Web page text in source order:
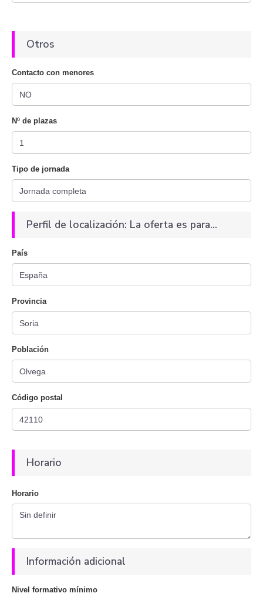
Otros
Contacto con menores
Nº de plazas
Tipo de jornada
Perfil de localización: La oferta es para...
País
Provincia
Población
Código postal
Horario
Horario
Información adicional
Nivel formativo mínimo